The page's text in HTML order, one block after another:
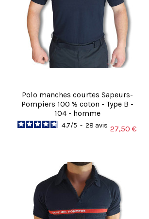
Polo manches courtes Sapeurs-
Pompiers 100 % coton - Type B -
104 - homme
4.7/5 - 28 avis 27,50 €